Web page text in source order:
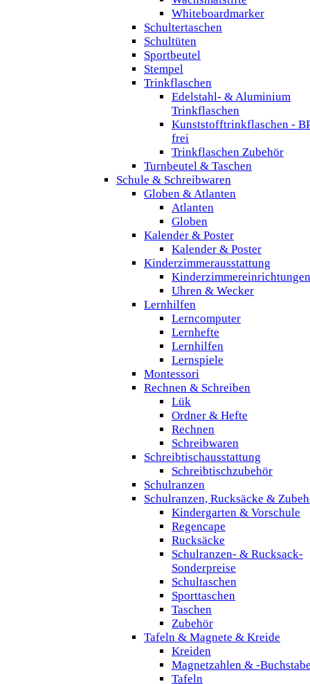
Whiteboardmarker
Schultertaschen
Schultüten
Sportbeutel
Stempel
Trinkflaschen
Edelstahl- & Aluminium
Trinkflaschen
Kunststofftrinkflaschen -
frei
Trinkflaschen Zubehör
Turnbeutel & Taschen
Schule & Schreibwaren
Globen & Atlanten
Atlanten
Globen
Kalender & Poster
Kalender & Poster
Kinderzimmerausstattung
Kinderzimmereinrichtungen
Uhren & Wecker
Lernhilfen
Lerncomputer
Lernhefte
Lernhilfen
Lernspiele
Montessori
Rechnen & Schreiben
Lük
Ordner & Hefte
Rechnen
Schreibwaren
Schreibtischausstattung
Schreibtischzubehör
Schulranzen
Schulranzen, Rucksäcke &
Kindergarten & Vorschule
Regencape
Rucksäcke
Schulranzen- & Rucksack-
Sonderpreise
Schultaschen
Sporttaschen
Taschen
Zubehör
Tafeln & Magnete & Kreide
Kreiden
Magnetzahlen & -
Tafeln